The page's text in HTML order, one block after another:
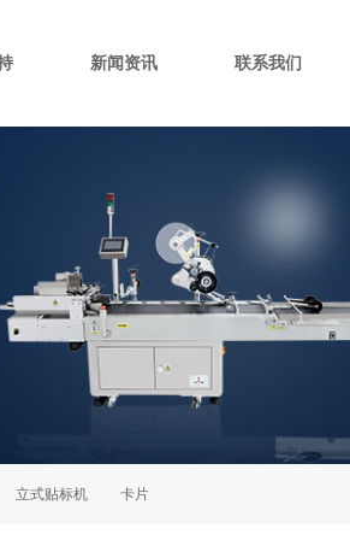
新闻资讯 联系我们
式贴标机 卡片个性化设备